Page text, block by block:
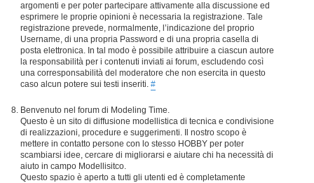
argomenti e per poter partecipare attivamente alla discussione ed
esprimere le proprie opinioni è necessaria la registrazione. Tale
registrazione prevede, normalmente, l’indicazione del proprio
Username, di una propria Password e di una propria casella di
posta elettronica. In tal modo è possibile attribuire a ciascun autore
la responsabilità per i contenuti inviati ai forum, escludendo così
una corresponsabilità del moderatore che non esercita in questo
caso alcun potere sui testi inseriti. #
Benvenuto nel forum di Modeling Time.
Questo è un sito di diffusione modellistica di tecnica e condivisione
di realizzazioni, procedure e suggerimenti. Il nostro scopo è
mettere in contatto persone con lo stesso HOBBY per poter
scambiarsi idee, cercare di migliorarsi e aiutare chi ha necessità di
aiuto in campo Modellisitco.
Questo spazio è aperto a tutti gli utenti ed è completamente